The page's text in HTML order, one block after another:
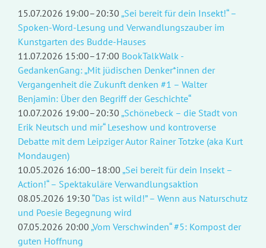
15.07.2026 19:00–20:30 „Sei bereit für dein Insekt!“ –
Spoken-Word-Lesung und Verwandlungszauber im
Kunstgarten des Budde-Hauses
11.07.2026 15:00–17:00 BookTalkWalk -
GedankenGang: „Mit jüdischen Denker*innen der
Vergangenheit die Zukunft denken #1 – Walter
Benjamin: Über den Begriff der Geschichte“
10.07.2026 19:00–20:30 „Schönebeck – die Stadt von
Erik Neutsch und mir“ Leseshow und kontroverse
Debatte mit dem Leipziger Autor Rainer Totzke (aka Kurt
Mondaugen)
10.05.2026 16:00–18:00 „Sei bereit für dein Insekt –
Action!“ – Spektakuläre Verwandlungsaktion
08.05.2026 19:30 “Das ist wild!” – Wenn aus Naturschutz
und Poesie Begegnung wird
07.05.2026 20:00 „Vom Verschwinden“ #5: Kompost der
guten Hoffnung